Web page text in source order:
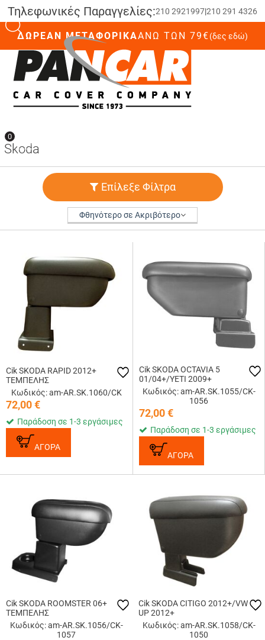
Τηλεφωνικές Παραγγελίες:210 2921997|210 291 4326
ΔΩΡΕΑΝ ΜΕΤΑΦΟΡΙΚΑΆΝΩ ΤΩΝ 79€(δες εδώ)
0
Skoda
Επίλεξε Φίλτρα
Φθηνότερο σε Ακριβότερο
Cik SKODA RAPID 2012+
ΤΕΜΠΕΛΗΣ
Κωδικός: am-AR.SK.1060/CK
72,00€
Παράδοση σε 1-3 εργάσιμες
ΑΓΟΡΑ
Cik SKODA OCTAVIA 5
01/04+/YETI 2009+
Κωδικός: am-AR.SK.1055/CK-
1056
72,00€
Παράδοση σε 1-3 εργάσιμες
ΑΓΟΡΑ
Cik SKODA ROOMSTER 06+
ΤΕΜΠΕΛΗΣ
Κωδικός: am-AR.SK.1056/CK-
1057
Cik SKODA CITIGO 2012+/VW
UP 2012+
Κωδικός: am-AR.SK.1058/CK-
1050